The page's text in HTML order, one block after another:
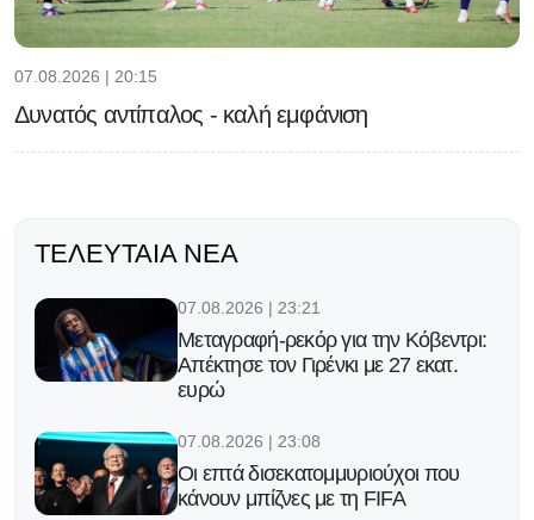
07.08.2026 | 20:15
Δυνατός αντίπαλος - καλή εμφάνιση
ΤΕΛΕΥΤΑΊΑ ΝΈΑ
07.08.2026 | 23:21
Μεταγραφή-ρεκόρ για την Κόβεντρι:
Απέκτησε τον Γιρένκι με 27 εκατ.
ευρώ
07.08.2026 | 23:08
Οι επτά δισεκατομμυριούχοι που
κάνουν μπίζνες με τη FIFA